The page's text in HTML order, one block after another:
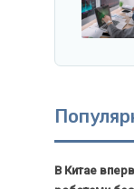
В Китае